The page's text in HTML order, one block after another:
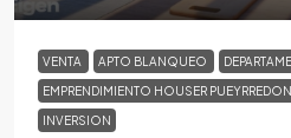
VENTA APTO BLANQUEO
EMPRENDIMIENTO HOUSER PUEYRREDON
INVERSION